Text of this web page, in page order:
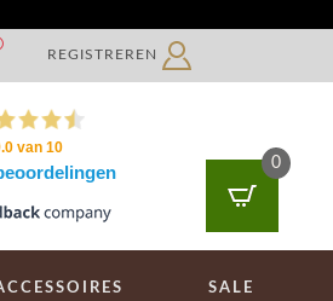
REGISTREREN
0
SALE